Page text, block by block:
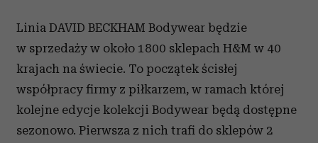
Linia DAVID BECKHAM Bodywear będzie
w sprzedaży w około 1800 sklepach H&M w 40
krajach na świecie. To początek ścisłej
współpracy firmy z piłkarzem, w ramach której
kolejne edycje kolekcji Bodywear będą dostępne
sezonowo. Pierwsza z nich trafi do sklepów 2